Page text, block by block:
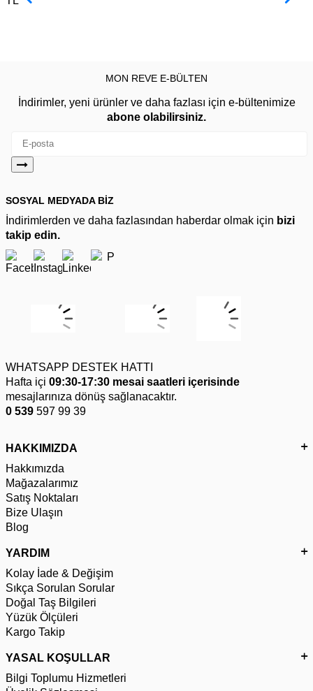
MON REVE E-BÜLTEN
İndirimler, yeni ürünler ve daha fazlası için e-bültenimize
abone olabilirsiniz.
SOSYAL MEDYADA BİZ
İndirimlerden ve daha fazlasından haberdar olmak için bizi
takip edin.
WHATSAPP DESTEK HATTI
Hafta içi 09:30-17:30 mesai saatleri içerisinde
mesajlarınıza dönüş sağlanacaktır.
0 539 597 99 39
HAKKIMIZDA
Hakkımızda
Mağazalarımız
Satış Noktaları
Bize Ulaşın
Blog
YARDIM
Kolay İade & Değişim
Sıkça Sorulan Sorular
Doğal Taş Bilgileri
Yüzük Ölçüleri
Kargo Takip
YASAL KOŞULLAR
Bilgi Toplumu Hizmetleri